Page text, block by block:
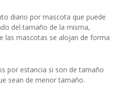
diario por mascota que puede
del tamaño de la misma,
las mascotas se alojan de forma
por estancia si son de tamaño
sean de menor tamaño.